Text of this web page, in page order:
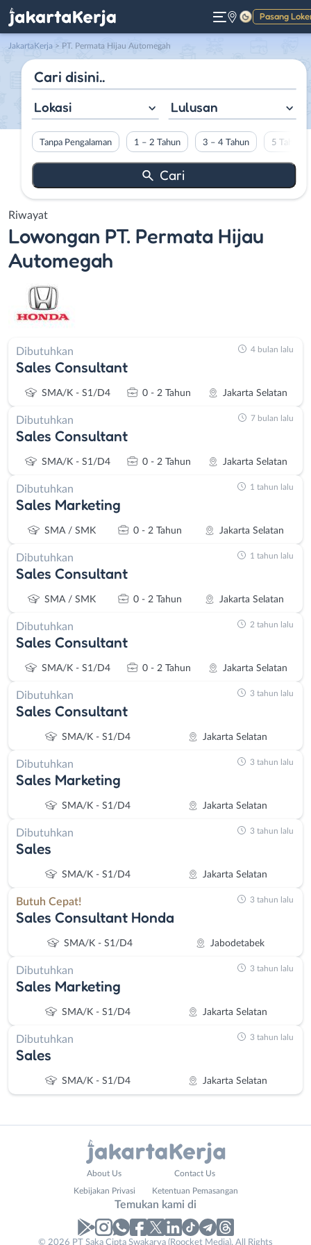
Pasang
Gelap
JakartaKerja > PT. Permata Hijau Automegah
Lokasi Lulusan
Tanpa Pengalaman 1 – 2 Tahun 3 – 4 Tahun 5 Tahun
Riwayat
Lowongan PT. Permata Hijau
Automegah
Dibutuhkan
Sales Consultant
SMA/K - S1/D4 0 - 2 Tahun Jakarta Selatan
4 bulan lalu
Dibutuhkan
Sales Consultant
SMA/K - S1/D4 0 - 2 Tahun Jakarta Selatan
7 bulan lalu
Dibutuhkan
Sales Marketing
SMA / SMK 0 - 2 Tahun Jakarta Selatan
1 tahun lalu
Dibutuhkan
Sales Consultant
SMA / SMK 0 - 2 Tahun Jakarta Selatan
1 tahun lalu
Dibutuhkan
Sales Consultant
SMA/K - S1/D4 0 - 2 Tahun Jakarta Selatan
2 tahun lalu
Dibutuhkan
Sales Consultant
SMA/K - S1/D4 Jakarta Selatan
3 tahun lalu
Dibutuhkan
Sales Marketing
SMA/K - S1/D4 Jakarta Selatan
3 tahun lalu
Dibutuhkan
Sales
SMA/K - S1/D4 Jakarta Selatan
3 tahun lalu
Butuh Cepat!
Sales Consultant Honda
SMA/K - S1/D4 Jabodetabek
3 tahun lalu
Dibutuhkan
Sales Marketing
SMA/K - S1/D4 Jakarta Selatan
3 tahun lalu
Dibutuhkan
Sales
SMA/K - S1/D4 Jakarta Selatan
3 tahun lalu
About Us Contact Us
Kebijakan Privasi Ketentuan Pemasangan
Temukan kami di
© 2026 PT Saka Cipta Swakarya (Roocket Media). All Rights